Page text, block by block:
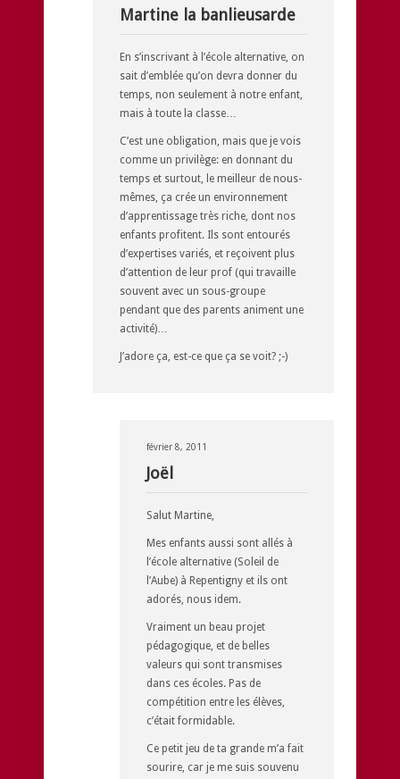
Martine la banlieusarde
En s’inscrivant à l’école alternative, on
sait d’emblée qu’on devra donner du
temps, non seulement à notre enfant,
mais à toute la classe…
C’est une obligation, mais que je vois
comme un privilège: en donnant du
temps et surtout, le meilleur de nous-
mêmes, ça crée un environnement
d’apprentissage très riche, dont nos
enfants profitent. Ils sont entourés
d’expertises variés, et reçoivent plus
d’attention de leur prof (qui travaille
souvent avec un sous-groupe
pendant que des parents animent une
activité)…
J’adore ça, est-ce que ça se voit? ;-)
février 8, 2011
Joël
Salut Martine,
Mes enfants aussi sont allés à
l’école alternative (Soleil de
l’Aube) à Repentigny et ils ont
adorés, nous idem.
Vraiment un beau projet
pédagogique, et de belles
valeurs qui sont transmises
dans ces écoles. Pas de
compétition entre les élèves,
c’était formidable.
Ce petit jeu de ta grande m’a fait
sourire, car je me suis souvenu